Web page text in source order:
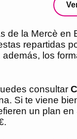
de la Mercè
repartidas
los
consultar
Si te viene
un plan en